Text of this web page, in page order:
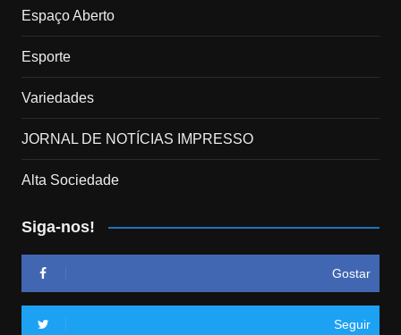
Espaço Aberto
Esporte
Variedades
JORNAL DE NOTÍCIAS IMPRESSO
Alta Sociedade
Siga-nos!
Gostar
Seguir